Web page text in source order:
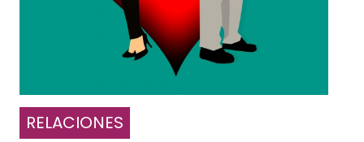
RELACIONES